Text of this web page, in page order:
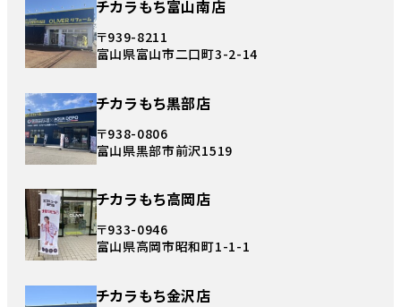
チカラもち富山南店
〒939-8211
富山県富山市二口町3-2-14
チカラもち黒部店
〒938-0806
富山県黒部市前沢1519
チカラもち高岡店
〒933-0946
富山県高岡市昭和町1-1-1
チカラもち金沢店